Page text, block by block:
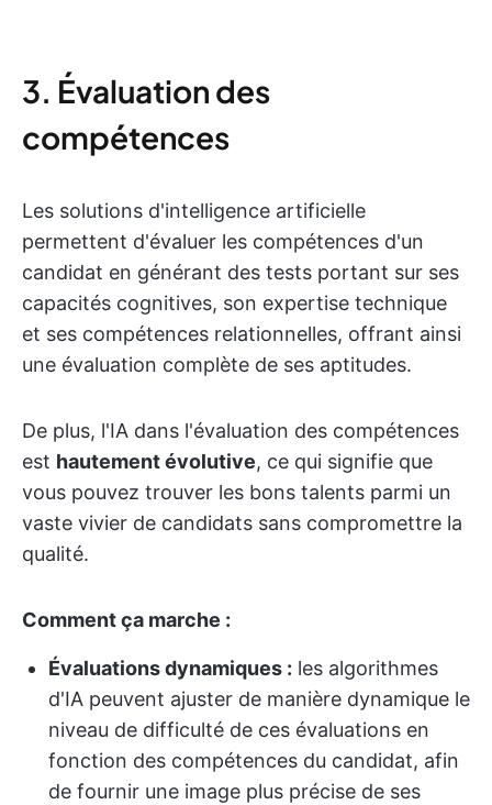
3. Évaluation des
compétences
Les solutions d'intelligence artificielle
permettent d'évaluer les compétences d'un
candidat en générant des tests portant sur ses
capacités cognitives, son expertise technique
et ses compétences relationnelles, offrant ainsi
une évaluation complète de ses aptitudes.
De plus, l'IA dans l'évaluation des compétences
est hautement évolutive, ce qui signifie que
vous pouvez trouver les bons talents parmi un
vaste vivier de candidats sans compromettre la
qualité.
Comment ça marche :
Évaluations dynamiques : les algorithmes
d'IA peuvent ajuster de manière dynamique le
niveau de difficulté de ces évaluations en
fonction des compétences du candidat, afin
de fournir une image plus précise de ses